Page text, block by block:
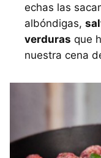
echas las
albóndigas,
verduras que
nuestra cena